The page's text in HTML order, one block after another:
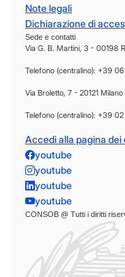
Note legali
Dichiarazione di
Sede e contatti
Via G. B. Martini, 3 - 00198
Telefono (centralino): +39
Via Broletto, 7 - 20121 Milano
Telefono (centralino): +39
Accedi alla pagina
youtube
youtube
youtube
youtube
CONSOB @ Tutti i diritti